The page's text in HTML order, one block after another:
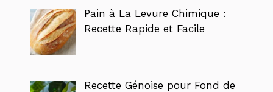
Pain à La Levure Chimique :
Recette Rapide et Facile
Recette Génoise pour Fond de